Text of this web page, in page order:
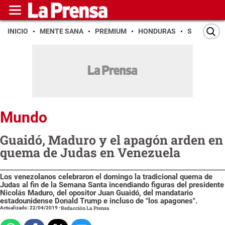
INICIO MENTE SANA PREMIUM HONDURAS SAN PEDRO
Mundo
Guaidó, Maduro y el apagón arden en
quema de Judas en Venezuela
Los venezolanos celebraron el domingo la tradicional quema de
Judas al fin de la Semana Santa incendiando figuras del presidente
Nicolás Maduro, del opositor Juan Guaidó, del mandatario
estadounidense Donald Trump e incluso de "los apagones".
Actualizado: 22/04/2019-Redacción La Prensa